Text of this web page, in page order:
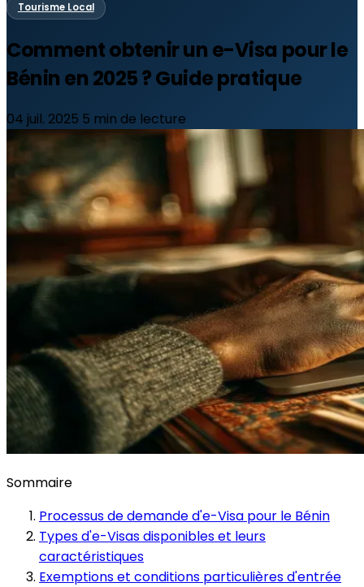
Tourisme Local
Comment obtenir un e-Visa pour le
Bénin en 2025 ? Guide pratique
04 juil. 2025 5 min de lecture
Sommaire
Processus de demande d'e-Visa pour le Bénin
Types d'e-Visas disponibles et leurs
caractéristiques
Exemptions et conditions particulières d'entrée